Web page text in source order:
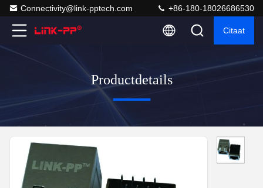
Connectivity@link-pptech.com +86-180-18026686530
Citaat
Productdetails